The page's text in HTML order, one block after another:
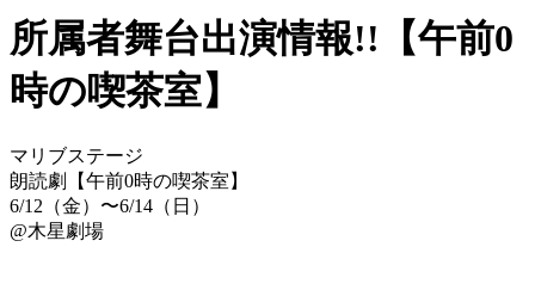
所属者舞台出演情報!!【午前0
時の喫茶室】
マリブステージ
朗読劇【午前0時の喫茶室】
6/12（金）〜6/14（日）
@木星劇場